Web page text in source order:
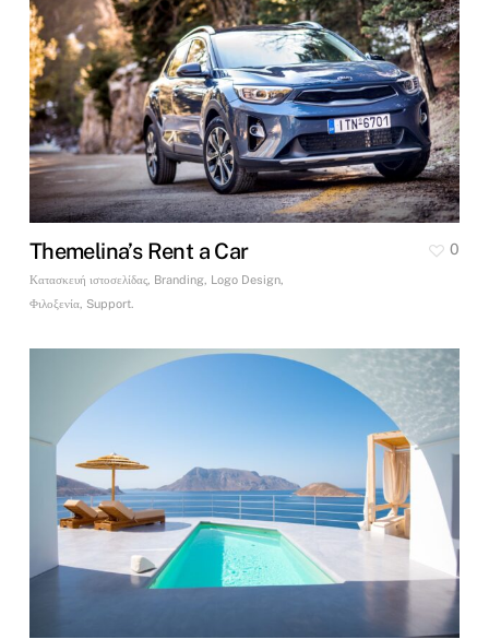
Themelina’s Rent a Car
Κατασκευή ιστοσελίδας, Branding, Logo Design,
Φιλοξενία, Support.
0